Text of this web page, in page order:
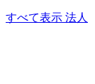
すべて表示 法人